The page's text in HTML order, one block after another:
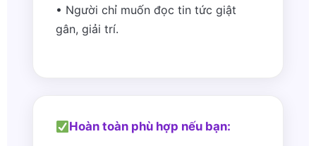
• Người chỉ muốn đọc tin tức giật
gân, giải trí.
Hoàn toàn phù hợp nếu bạn: